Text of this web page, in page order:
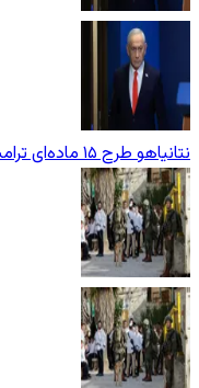
نتانیاهو طرح ۱۵ ماده‌ای ترامپ برای غزه را رد کرد